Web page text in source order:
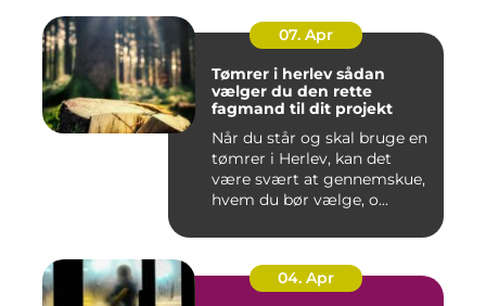
07. Apr
Tømrer i herlev sådan
vælger du den rette
fagmand til dit projekt
Når du står og skal bruge en
tømrer i Herlev, kan det
være svært at gennemskue,
hvem du bør vælge, o...
04. Apr